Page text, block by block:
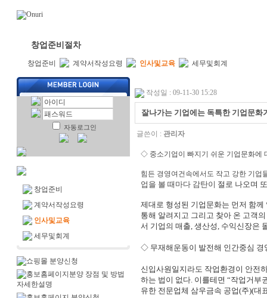
창업준비절차
창업준비 계약서작성요령 인사및교육 세무및회계
자동로그인
창업준비
계약서작성요령
인사및교육
세무및회계
작성일 : 09-11-30 15:28
잘나가는 기업에는 독특한 기업문화
글쓴이 : 관리자
◇ 중소기업이 빠지기 쉬운 기업문화에
힘든 경영여건속에서도 작고 강한 기
업을 볼 때마다 감탄이 절로 나오며
제대로 형성된 기업문화는 먼저 함
통해 알려지고 그리고 찾아 온 고객
서 기업의 매출, 생산성, 수익신장은
◇ 무재해운동이 발전해 인간중심 경
신입사원일지라도 작업환경이 안전
하는 법이 없다. 이를테면 “작업거부
유한 전문업체 삼우금속 공업(주)(대